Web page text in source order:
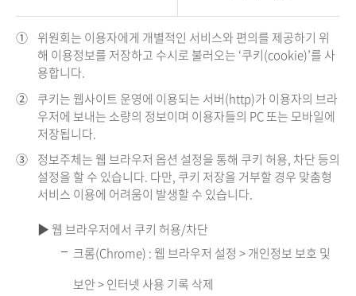
① 위원회는 이용자에게 개별적인 서비스와 편의를 제공하기 위
해 이용정보를 저장하고 수시로 불러오는 ‘쿠키(cookie)’를 사
용합니다.
② 쿠키는 웹사이트 운영에 이용되는 서버(http)가 이용자의 브라
우저에 보내는 소량의 정보이며 이용자들의 PC 또는 모바일에
저장됩니다.
③ 정보주체는 웹 브라우저 옵션 설정을 통해 쿠키 허용, 차단 등의
설정을 할 수 있습니다. 다만, 쿠키 저장을 거부할 경우 맞춤형
서비스 이용에 어려움이 발생할 수 있습니다.
▶ 웹 브라우저에서 쿠키 허용/차단
크롬(Chrome) : 웹 브라우저 설정 > 개인정보 보호 및
보안 > 인터넷 사용 기록 삭제